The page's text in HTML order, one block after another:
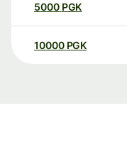
5000 PGK
10000 PGK